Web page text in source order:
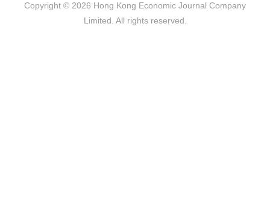
Copyright © 2026 Hong Kong Economic Journal Company
Limited. All rights reserved.